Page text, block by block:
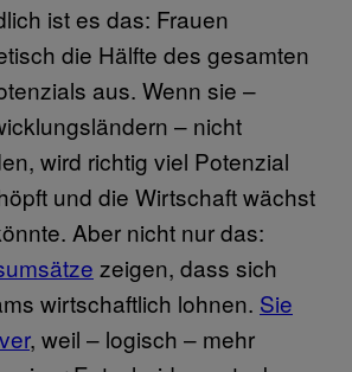
ist es das: Frauen
die Hälfte des gesamten
aus. Wenn sie –
– nicht
wird richtig viel Potenzial
und die Wirtschaft wächst
Aber nicht nur das:
zeigen, dass sich
wirtschaftlich lohnen. Sie
, weil – logisch – mehr